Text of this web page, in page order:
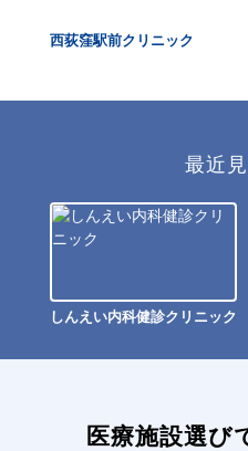
西荻窪駅前クリニック
最近
しんえい内科健診クリニック
医療施設選び